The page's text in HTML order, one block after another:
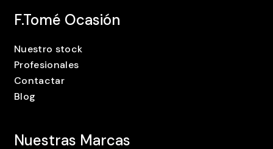
F.Tomé Ocasión
Nuestro stock
Profesionales
Contactar
Blog
Nuestras Marcas